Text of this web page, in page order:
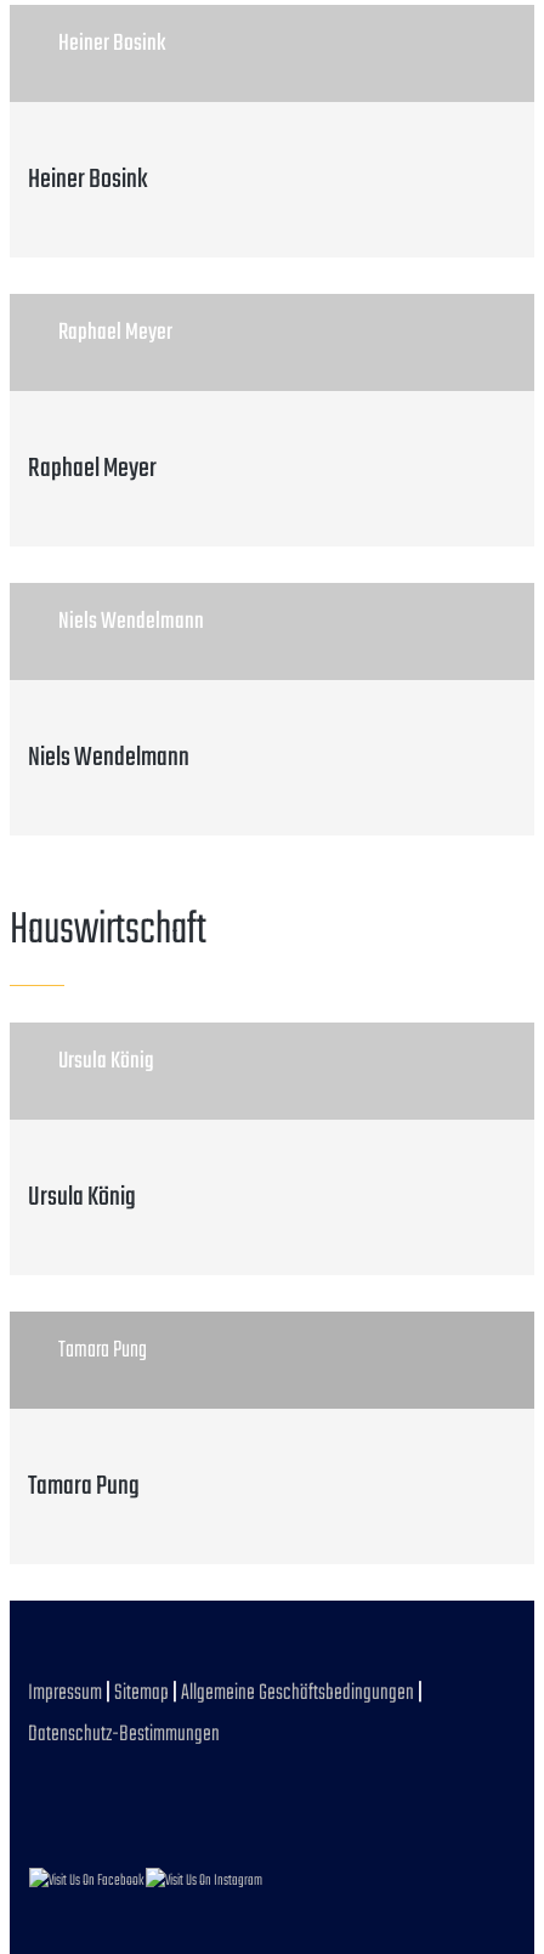
Heiner Bosink
Heiner Bosink
Raphael Meyer
Raphael Meyer
Niels Wendelmann
Niels Wendelmann
Hauswirtschaft
Ursula König
Ursula König
Tamara Pung
Tamara Pung
Impressum|Sitemap|Allgemeine Geschäftsbedingungen|
Datenschutz-Bestimmungen